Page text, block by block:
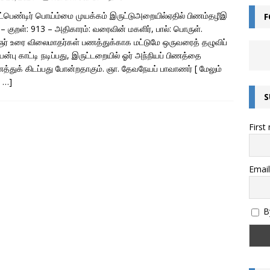
என்ன? – சொல்லின் வகைகள் யாவை? – இலக்கணம் அறிவோம்!
வகைகள் – இலக்கணம் அறிவோம்
இயல் தமிழ்
இலக்கண வகைகள் – இலக்கணம் அறிவோம்
பொய்ம்மை முயக்கம் இருட்டுஅறையில்ஏதில் பிணம்தழீஇ
– குறள்: 913 – அதிகாரம்: வரைவின் மகளிர், பால்: பொருள்.
உரை விலைமாதர்கள் பணத்துக்காக மட்டுமே ஒருவரைத் தழுவிப்
காட்டி நடிப்பது, இருட்டறையில் ஓர் அந்நியப் பிணத்தை
கிடப்பது போன்றதாகும். ஞா. தேவநேயப் பாவாணர் [ மேலும்
…]
First
Email